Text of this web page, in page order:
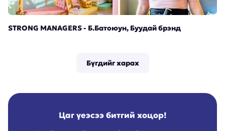
STRONG MANAGERS - Б.Батоюун, Буудай брэнд
Бүгдийг харах
Цаг үеэсээ битгий хоцор!